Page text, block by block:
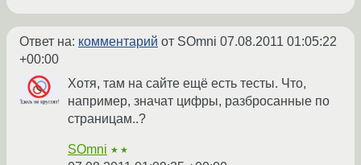
Ответ на: комментарий от SOmni 07.08.2011 01:05:22
+00:00
Хотя, там на сайте ещё есть тесты. Что,
например, значат цифры, разбросанные по
страницам..?
SOmni ★★